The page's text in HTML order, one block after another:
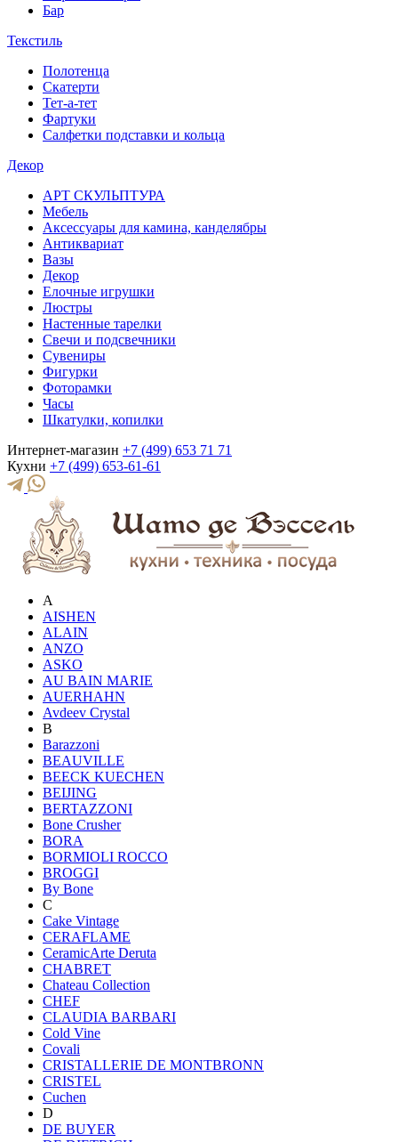
Бар
Текстиль
Полотенца
Скатерти
Тет-а-тет
Фартуки
Салфетки подставки и кольца
Декор
АРТ СКУЛЬПТУРА
Мебель
Аксессуары для камина, канделябры
Антиквариат
Вазы
Декор
Елочные игрушки
Люстры
Настенные тарелки
Свечи и подсвечники
Сувениры
Фигурки
Фоторамки
Часы
Шкатулки, копилки
Интернет-магазин +7 (499) 653 71 71
Кухни +7 (499) 653-61-61
A
AISHEN
ALAIN
ANZO
ASKO
AU BAIN MARIE
AUERHAHN
Avdeev Crystal
B
Barazzoni
BEAUVILLE
BEECK KUECHEN
BEIJING
BERTAZZONI
Bone Crusher
BORA
BORMIOLI ROCCO
BROGGI
By Bone
C
Cake Vintage
CERAFLAME
CeramicArte Deruta
CHABRET
Chateau Collection
CHEF
CLAUDIA BARBARI
Cold Vine
Covali
CRISTALLERIE DE MONTBRONN
CRISTEL
Cuchen
D
DE BUYER